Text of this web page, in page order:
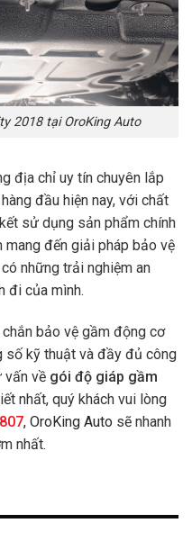
2018 tại OroKing Auto
địa chỉ uy tín chuyên lắp
hàng đầu hiện nay, với chất
sử dụng sản phẩm chính
mang đến giải pháp bảo vệ
những trải nghiệm an
đi của mình.
bảo vệ gầm động cơ
số kỹ thuật và đầy đủ công
vấn về gói độ giáp gầm
nhất, quý khách vui lòng
, OroKing Auto sẽ nhanh
nhất.